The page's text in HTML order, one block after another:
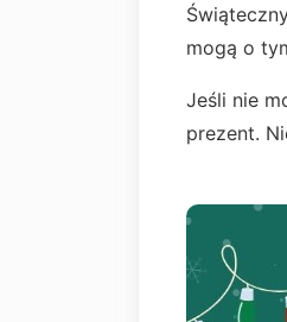
mogą o
Jeśli nie
prezent.